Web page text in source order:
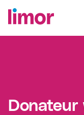
Navigatie
overslaan
Donateur